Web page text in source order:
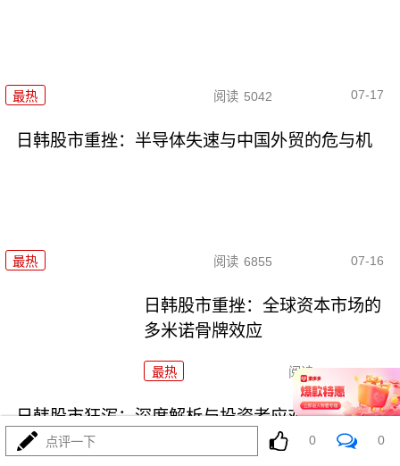
最热 阅读 5042 07-17
日韩股市重挫：半导体失速与中国外贸的危与机
最热 阅读 6855 07-16
日韩股市重挫：全球资本市场的
多米诺骨牌效应
最热 阅读 5773
日韩股市狂泻：深度解析与投资者应对策略
点评一下 0 0